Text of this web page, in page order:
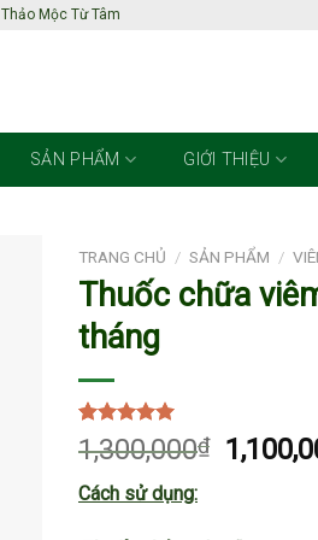
Thảo Mộc Từ Tâm
SẢN PHẨM GIỚI THIỆU
TRANG CHỦ / SẢN PHẨM /
Thuốc chữa
tháng
5.00trên 5
dựa trên
2
1,300,000₫
Cách sử dụng: